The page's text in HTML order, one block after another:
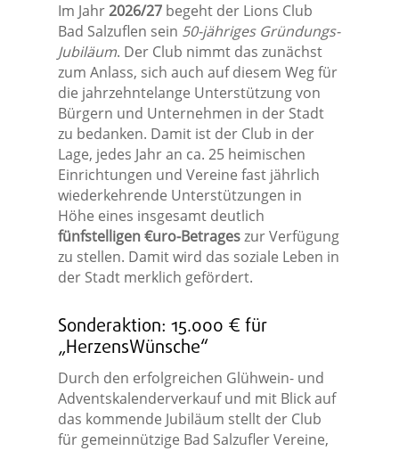
Im Jahr2026/27begeht der Lions Club
Bad Salzuflen sein 50-jähriges Gründungs-
Jubiläum. Der Club nimmt das zunächst
zum Anlass, sich auch auf diesem Weg für
die jahrzehntelange Unterstützung von
Bürgern und Unternehmen in der Stadt
zu bedanken. Damit ist der Club in der
Lage, jedes Jahr an ca. 25 heimischen
Einrichtungen und Vereine fast jährlich
wiederkehrende Unterstützungen in
Höhe eines insgesamt deutlich
fünfstelligen €uro-Betrageszur Verfügung
zu stellen. Damit wird das soziale Leben in
der Stadt merklich gefördert.
Sonderaktion: 15.000 € für
„HerzensWünsche“
Durch den erfolgreichen Glühwein- und
Adventskalenderverkauf und mit Blick auf
das kommende Jubiläum stellt der Club
für gemeinnützige Bad Salzufler Vereine,